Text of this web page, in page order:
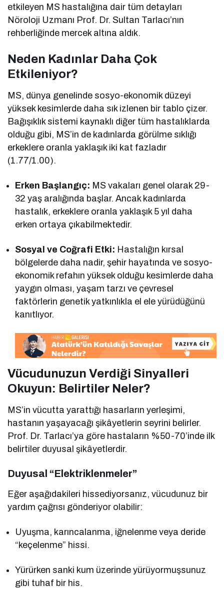
etkileyen MS hastalığına dair tüm detayları
Nöroloji Uzmanı Prof. Dr. Sultan Tarlacı’nın
rehberliğinde mercek altına aldık.
Neden Kadınlar Daha Çok
Etkileniyor?
MS, dünya genelinde sosyo-ekonomik düzeyi
yüksek kesimlerde daha sık izlenen bir tablo çizer.
Bağışıklık sistemi kaynaklı diğer tüm hastalıklarda
olduğu gibi, MS’in de kadınlarda görülme sıklığı
erkeklere oranla yaklaşık iki kat fazladır
(1.77/1.00).
Erken Başlangıç: MS vakaları genel olarak 29-
32 yaş aralığında başlar. Ancak kadınlarda
hastalık, erkeklere oranla yaklaşık 5 yıl daha
erken ortaya çıkabilmektedir.
Sosyal ve Coğrafi Etki: Hastalığın kırsal
bölgelerde daha nadir, şehir hayatında ve sosyo-
ekonomik refahın yüksek olduğu kesimlerde daha
yaygın olması, yaşam tarzı ve çevresel
faktörlerin genetik yatkınlıkla el ele yürüdüğünü
kanıtlıyor.
Vücudunuzun Verdiği Sinyalleri
Okuyun: Belirtiler Neler?
MS’in vücutta yarattığı hasarların yerleşimi,
hastanın yaşayacağı şikâyetlerin seyrini belirler.
Prof. Dr. Tarlacı’ya göre hastaların %50-70’inde ilk
belirtiler duyusal şikâyetlerdir.
Duyusal “Elektriklenmeler”
Eğer aşağıdakileri hissediyorsanız, vücudunuz bir
yardım çağrısı gönderiyor olabilir:
Uyuşma, karıncalanma, iğnelenme veya deride
“keçelenme” hissi.
Yürürken sanki kum üzerinde yürüyormuşsunuz
gibi tuhaf bir his.